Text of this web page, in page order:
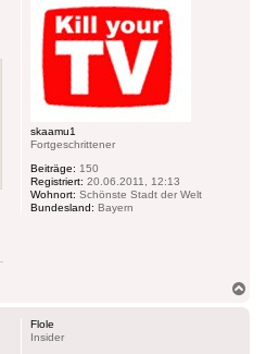
skaamu1
Fortgeschrittener
Beiträge: 150
Registriert: 20.06.2011, 12:13
Wohnort: Schönste Stadt der Welt
Bundesland: Bayern
Flole
Insider